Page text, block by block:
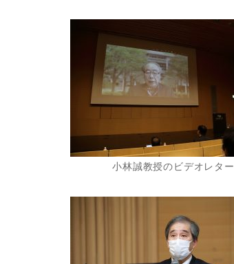
小林誠教授のビデオレター